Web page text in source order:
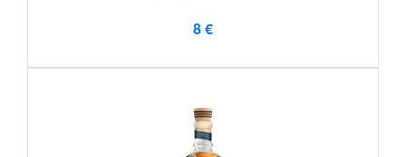
8 €